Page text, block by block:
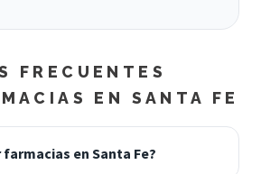
FRECUENTES
EN SANTA FE
farmacias en Santa Fe?